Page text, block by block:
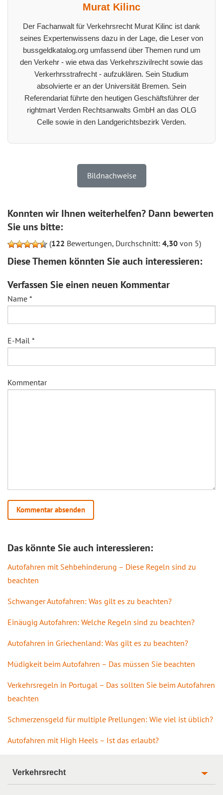
Murat Kilinc
Der Fachanwalt für Verkehrsrecht Murat Kilinc ist dank
seines Expertenwissens dazu in der Lage, die Leser von
bussgeldkatalog.org umfassend über Themen rund um
den Verkehr - wie etwa das Verkehrszivilrecht sowie das
Verkerhrsstrafrecht - aufzuklären. Sein Studium
absolvierte er an der Universität Bremen. Sein
Referendariat führte den heutigen Geschäftsführer der
rightmart Verden Rechtsanwalts GmbH an das OLG
Celle sowie in den Landgerichtsbezirk Verden.
Bildnachweise
Konnten wir Ihnen weiterhelfen? Dann bewerten
Sie uns bitte:
(122 Bewertungen, Durchschnitt: 4,30 von 5)
Diese Themen könnten Sie auch interessieren:
Verfassen Sie einen neuen Kommentar
Name *
E-Mail *
Kommentar
Das könnte Sie auch interessieren:
Autofahren mit Sehbehinderung – Diese Regeln sind zu
beachten
Schwanger Autofahren: Was gilt es zu beachten?
Einäugig Autofahren: Welche Regeln sind zu beachten?
Autofahren in Griechenland: Was gilt es zu beachten?
Müdigkeit beim Autofahren – Das müssen Sie beachten
Verkehrsregeln in Portugal – Das sollten Sie beim Autofahren
beachten
Schmerzensgeld für multiple Prellungen: Wie viel ist üblich?
Autofahren mit High Heels – Ist das erlaubt?
Verkehrsrecht